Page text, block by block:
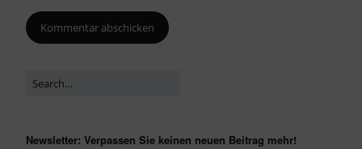
Newsletter: Verpassen Sie keinen neuen Beitrag mehr!